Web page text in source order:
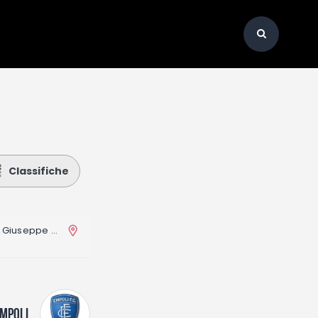
Classifiche
San Siro Stadium (Stadio Giuseppe Meazza)